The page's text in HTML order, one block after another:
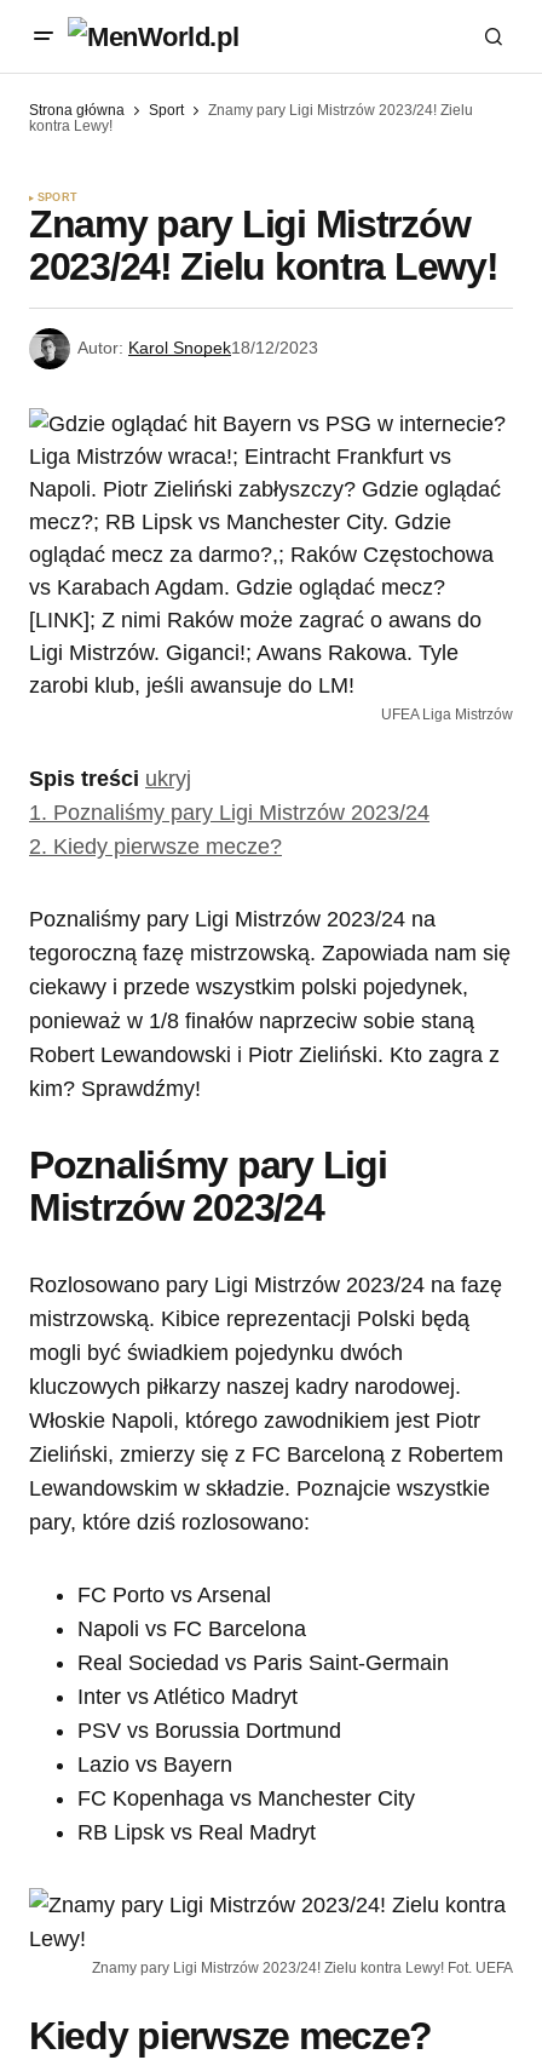
Strona główna Sport
Znamy pary Ligi Mistrzów 2023/24! Zielu
kontra Lewy!
SPORT
Znamy pary Ligi Mistrzów
2023/24! Zielu kontra Lewy!
Autor: Karol Snopek18/12/2023
UFEA Liga Mistrzów
Spis treści ukryj
1. Poznaliśmy pary Ligi Mistrzów 2023/24
2. Kiedy pierwsze mecze?
Poznaliśmy pary Ligi Mistrzów 2023/24 na
tegoroczną fazę mistrzowską. Zapowiada nam się
ciekawy i przede wszystkim polski pojedynek,
ponieważ w 1/8 finałów naprzeciw sobie staną
Robert Lewandowski i Piotr Zieliński. Kto zagra z
kim? Sprawdźmy!
Poznaliśmy pary Ligi
Mistrzów 2023/24
Rozlosowano pary Ligi Mistrzów 2023/24 na fazę
mistrzowską. Kibice reprezentacji Polski będą
mogli być świadkiem pojedynku dwóch
kluczowych piłkarzy naszej kadry narodowej.
Włoskie Napoli, którego zawodnikiem jest Piotr
Zieliński, zmierzy się z FC Barceloną z Robertem
Lewandowskim w składzie. Poznajcie wszystkie
pary, które dziś rozlosowano:
FC Porto vs Arsenal
Napoli vs FC Barcelona
Real Sociedad vs Paris Saint-Germain
Inter vs Atlético Madryt
PSV vs Borussia Dortmund
Lazio vs Bayern
FC Kopenhaga vs Manchester City
RB Lipsk vs Real Madryt
Znamy pary Ligi Mistrzów 2023/24! Zielu kontra Lewy! Fot. UEFA
Kiedy pierwsze mecze?